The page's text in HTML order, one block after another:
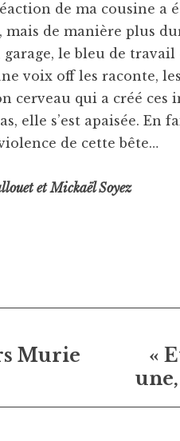
de ma cousine a
mais de manière plus
le bleu de
voix off les raconte,
cerveau qui a créé
elle s’est apaisée. En
de cette bête…
et Mickaël Soyez
Murie
«